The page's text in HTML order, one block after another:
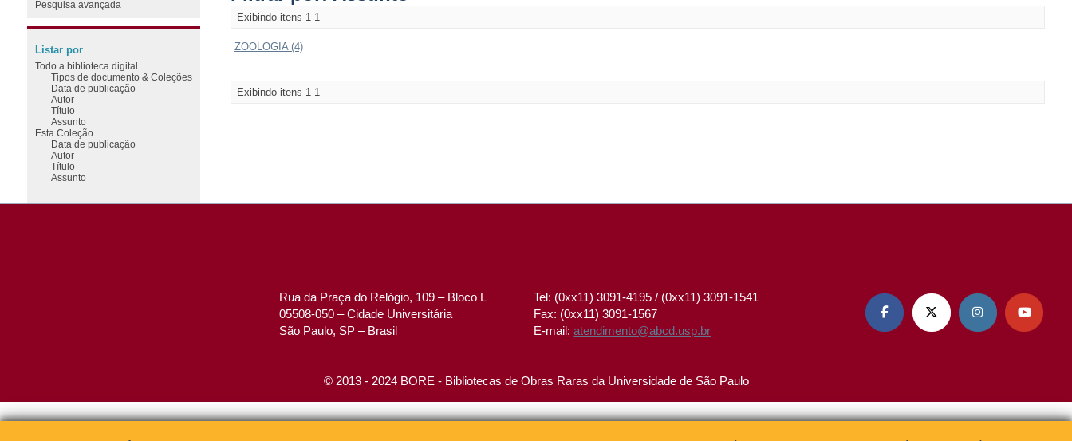
Exibindo itens 1-1
ZOOLOGIA (4)
Exibindo itens 1-1
Pesquisa avançada
Listar por
Todo a biblioteca digital
Tipos de documento & Coleções
Data de publicação
Autor
Título
Assunto
Esta Coleção
Data de publicação
Autor
Título
Assunto
Rua da Praça do Relógio, 109 – Bloco L
05508-050 – Cidade Universitária
São Paulo, SP – Brasil
Tel: (0xx11) 3091-4195 / (0xx11) 3091-1541
Fax: (0xx11) 3091-1567
E-mail:atendimento@abcd.usp.br
   
© 2013 - 2024 BORE - Bibliotecas de Obras Raras da Universidade de São Paulo